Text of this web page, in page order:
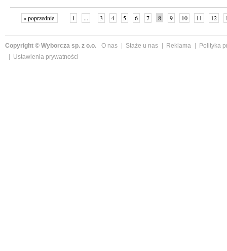
« poprzednie 1 ... 3 4 5 6 7 8 9 10 11 12
Copyright © Wyborcza sp. z o.o. O nas Staże u nas Reklama
Polityka
Ustawienia prywatności